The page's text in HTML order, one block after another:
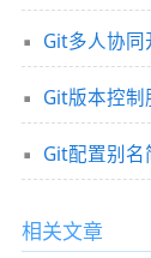
Git多人协
Git版本控
Git配置别
相关文章